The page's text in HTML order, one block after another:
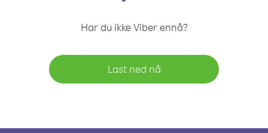
Har du ikke Viber ennå?
Last ned nå